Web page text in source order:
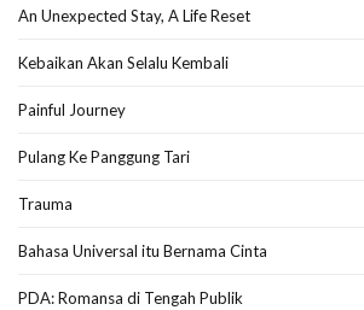
An Unexpected Stay, A Life Reset
Kebaikan Akan Selalu Kembali
Painful Journey
Pulang Ke Panggung Tari
Trauma
Bahasa Universal itu Bernama Cinta
PDA: Romansa di Tengah Publik